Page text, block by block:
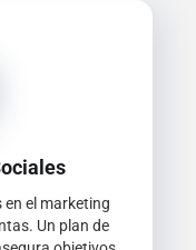
en el marketing
Un plan de